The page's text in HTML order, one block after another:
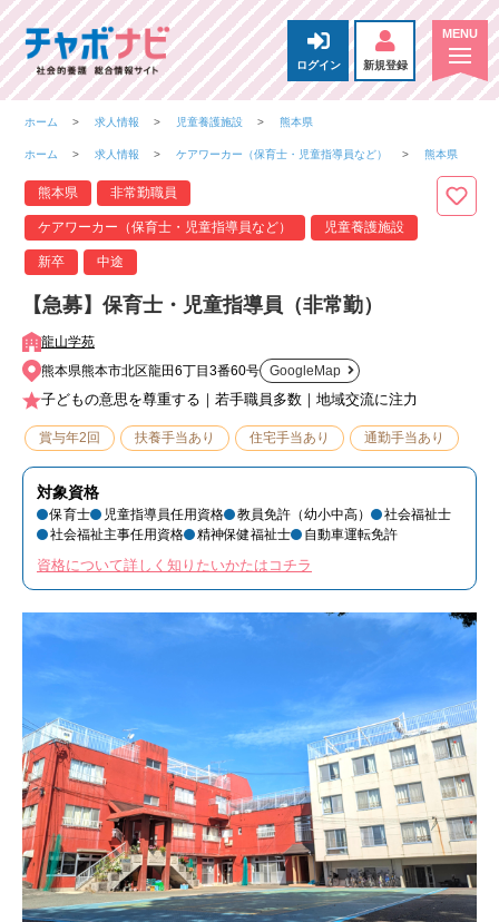
ログイン 新規登録
ホーム 求人情報 児童養護施設 熊本県
ホーム 求人情報 ケアワーカー（保育士・児童指導員など） 熊本県
熊本県 非常勤職員
ケアワーカー（保育士・児童指導員など） 児童養護施設
新卒 中途
【急募】保育士・児童指導員（非常勤）
龍山学苑
熊本県熊本市北区龍田6丁目3番60号
GoogleMap
子どもの意思を尊重する｜若手職員多数｜地域交流に注力
賞与年2回 扶養手当あり 住宅手当あり 通勤手当あり
対象資格
保育士 児童指導員任用資格 教員免許（幼小中高）
社会福祉士
社会福祉主事任用資格
精神保健福祉士 自動車運転免許
資格について詳しく知りたいかたはコチラ